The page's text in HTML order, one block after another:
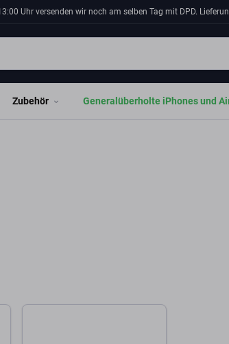
Uhr versenden wir noch am selben Tag mit DPD.
Zubehör Generalüberholte iPhones und